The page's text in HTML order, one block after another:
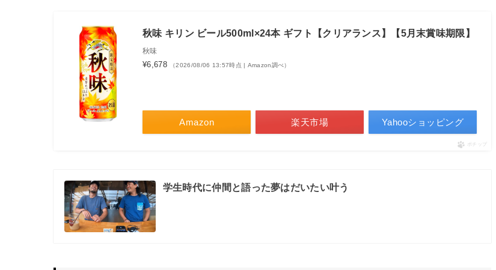
秋味 キリン ビール500ml×24本 ギフト【クリアランス】【5月末賞味期限】
秋味
¥6,678 （2026/08/06 13:57時点 | Amazon調べ）
Amazon 楽天市場 Yahooショッピング
ポチップ
学生時代に仲間と語った夢はだいたい叶う